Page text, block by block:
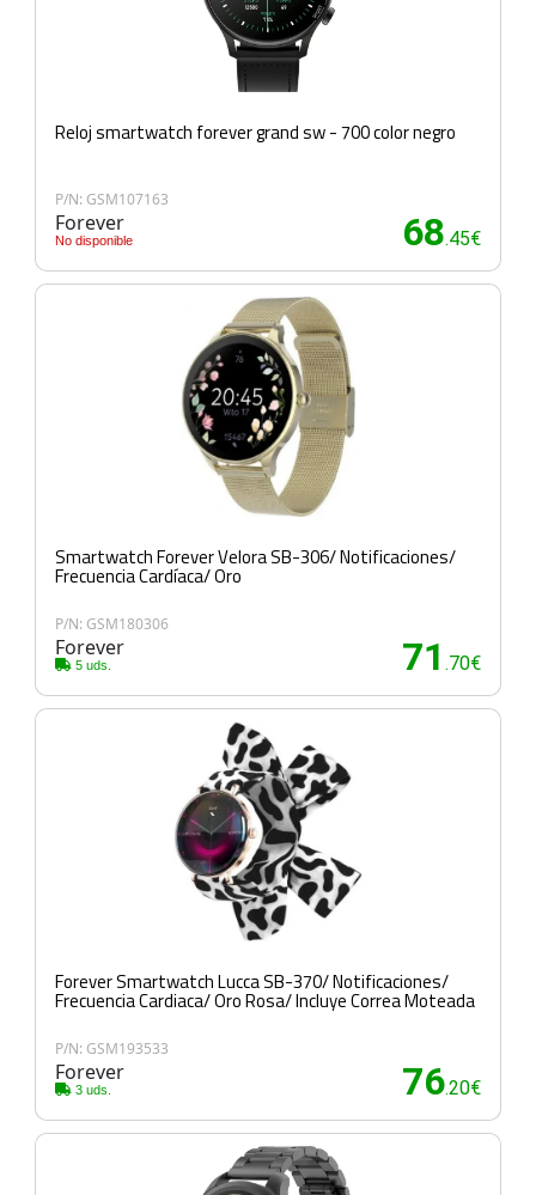
Reloj smartwatch forever grand sw - 700 color negro
P/N: GSM107163
Forever
No disponible 68.45€
Smartwatch Forever Velora SB-306/ Notificaciones/
Frecuencia Cardíaca/ Oro
P/N: GSM180306
Forever
5 uds. 71 .70€
Forever Smartwatch Lucca SB-370/ Notificaciones/
Frecuencia Cardiaca/ Oro Rosa/ Incluye Correa Moteada
P/N: GSM193533
Forever
3 uds. 76.20€